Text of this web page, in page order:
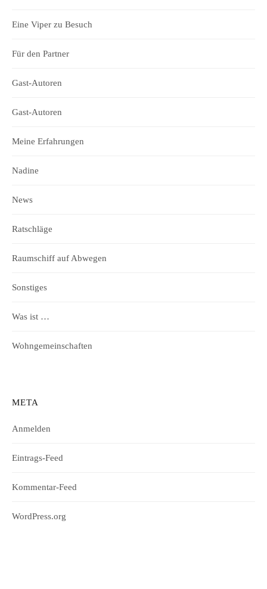
Eine Viper zu Besuch
Für den Partner
Gast-Autoren
Gast-Autoren
Meine Erfahrungen
Nadine
News
Ratschläge
Raumschiff auf Abwegen
Sonstiges
Was ist …
Wohngemeinschaften
META
Anmelden
Eintrags-Feed
Kommentar-Feed
WordPress.org